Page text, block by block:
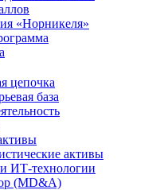
«Норникеля»
цепочка
база
активы
ИТ‑технологии
(MD&A)